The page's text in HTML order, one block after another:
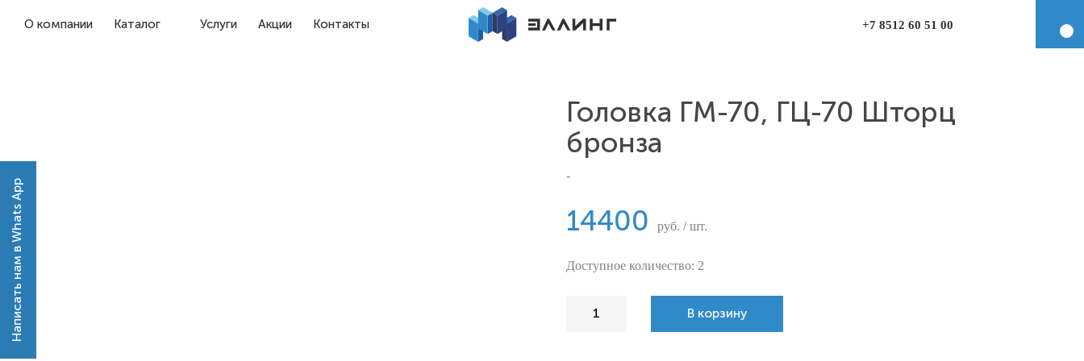
О компании Каталог Услуги Акции Контакты +7 8512 60 51 00
Головка ГМ-70, ГЦ-70 Шторц
бронза
-
14400 руб. / шт.
Доступное количество: 2
В корзину
Написать нам в Whats App